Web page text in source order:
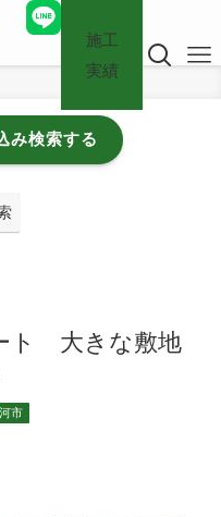
施工
実績
み検索する
ト 大きな敷地
市